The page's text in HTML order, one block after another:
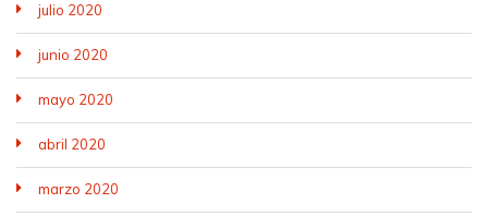
julio 2020
junio 2020
mayo 2020
abril 2020
marzo 2020